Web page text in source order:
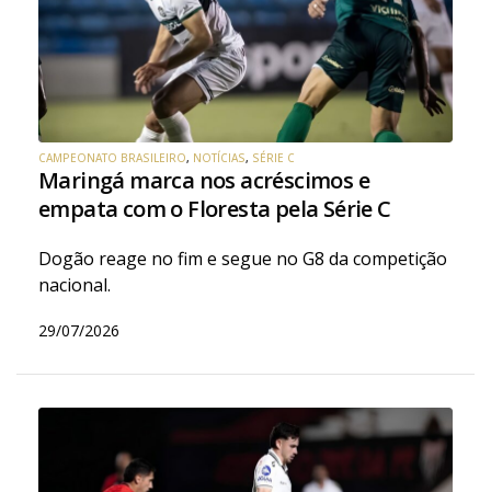
CAMPEONATO BRASILEIRO, NOTÍCIAS, SÉRIE C
Maringá marca nos acréscimos e
empata com o Floresta pela Série C
Dogão reage no fim e segue no G8 da competição
nacional.
29/07/2026